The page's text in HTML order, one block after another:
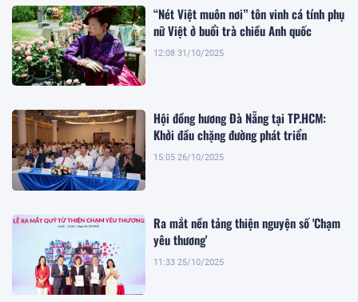
“Nét Việt muôn nơi” tôn vinh cá tính phụ
nữ Việt ở buổi trà chiều Anh quốc
12:08 31/10/2025
Hội đồng hương Đà Nẵng tại TP.HCM:
Khởi đầu chặng đường phát triển
15:05 26/10/2025
Ra mắt nền tảng thiện nguyện số 'Chạm
yêu thương'
11:33 25/10/2025